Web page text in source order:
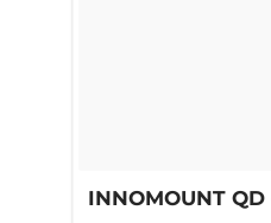
INNOMOUNT